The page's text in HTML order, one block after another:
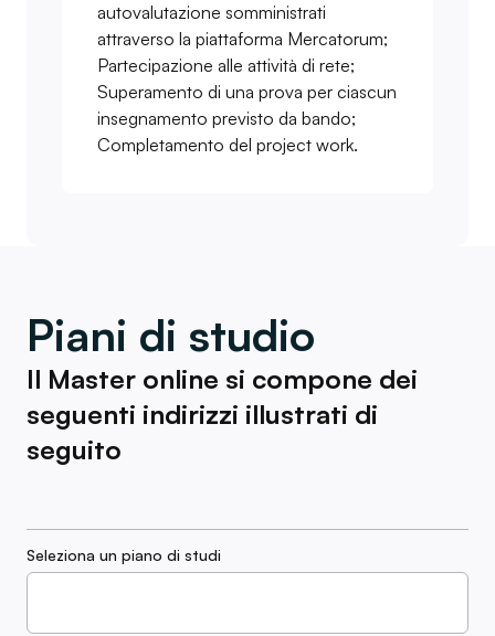
autovalutazione somministrati
attraverso la piattaforma Mercatorum;
Partecipazione alle attività di rete;
Superamento di una prova per ciascun
insegnamento previsto da bando;
Completamento del project work.
Piani di studio
Il Master online si compone dei
seguenti indirizzi illustrati di
seguito
Seleziona un piano di studi